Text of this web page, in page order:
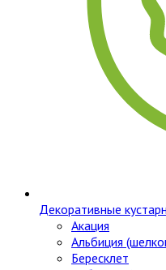
Декоративные
Акация
Альбиция
Бересклет